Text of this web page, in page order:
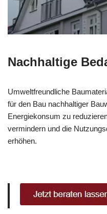
Nachhaltige
Umweltfreundliche
für den Bau nachhaltiger
Energiekonsum zu
vermindern und die
erhöhen.